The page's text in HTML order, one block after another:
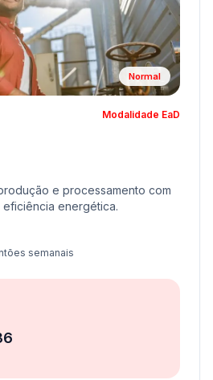
Normal
Modalidade EaD
e processamento com
energética.
semanais